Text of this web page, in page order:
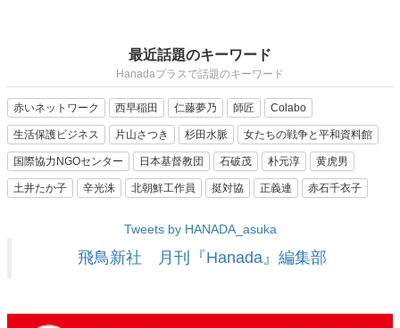
最近話題のキーワード
Hanadaプラスで話題のキーワード
赤いネットワーク 西早稲田 仁藤夢乃 師匠 Colabo
生活保護ビジネス 片山さつき 杉田水脈 女たちの戦争と平和資料館
国際協力NGOセンター 日本基督教団 石破茂 朴元淳 黄虎男
土井たか子 辛光洙 北朝鮮工作員 挺対協 正義連 赤石千衣子
Tweets by HANADA_asuka
飛鳥新社 月刊『Hanada』編集部